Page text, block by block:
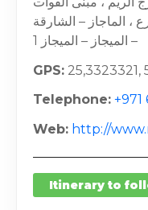
، الماجاز – الشارقة
– الميجاز – الميجاز 1
GPS 25,3323321,
Telephone +971
Web http://
Itinerary to